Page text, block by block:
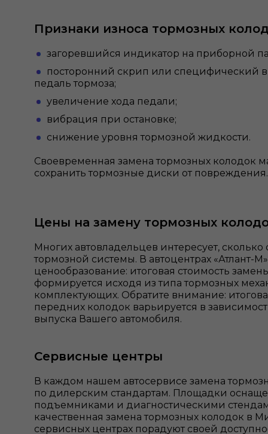
Признаки износа тормозных
загоревшийся индикатор на приборной
посторонний скрип или специфический
педаль тормоза;
увеличение хода педали;
вибрация при остановке;
снижение уровня тормозной жидкости.
Своевременная замена тормозных колодок
сохранить тормозные диски от повреждения.
Цены на замену тормозных
Многих автовладельцев интересует, сколько
тормозной системы. В автоцентрах «Атлант-
ценообразование: итоговая стоимость
формируется исходя из типа тормозных
комплектующих. Обратите внимание:
передних колодок варьируется в
выпуска Вашего автомобиля.
Сервисные центры
В каждом нашем автосервисе замена
по дилерским стандартам. Площадки
подъемниками и диагностическими
качественная замена тормозных колодок в
сервисных центрах порадуют своей